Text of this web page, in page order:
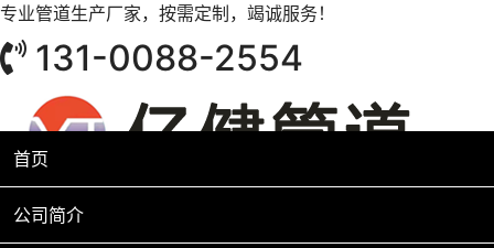
专业管道生产厂家，按需定制，竭诚服务！
131-0088-2554
首页
公司简介